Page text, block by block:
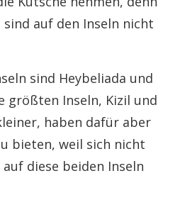
sind auf den Inseln nicht
sind Heybeliada und
größten Inseln, Kizil und
haben dafür aber
bieten, weil sich nicht
diese beiden Inseln